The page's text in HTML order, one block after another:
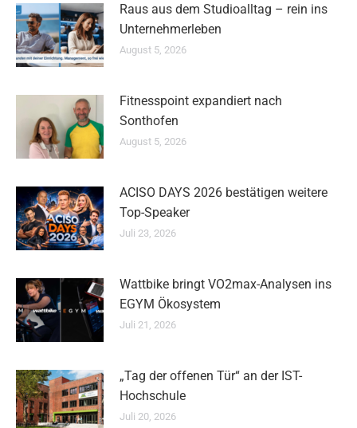
Raus aus dem Studioalltag – rein ins
Unternehmerleben
August 5, 2026
Fitnesspoint expandiert nach
Sonthofen
August 5, 2026
ACISO DAYS 2026 bestätigen weitere
Top-Speaker
Juli 23, 2026
Wattbike bringt VO2max-Analysen ins
EGYM Ökosystem
Juli 21, 2026
„Tag der offenen Tür“ an der IST-
Hochschule
Juli 20, 2026